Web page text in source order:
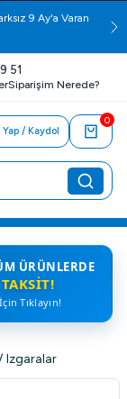
9 Ay'a Varan
51
Siparişim Nerede?
Yap / Kaydol
0
ÜRÜNLERDE
Tıklayın!
Izgaralar